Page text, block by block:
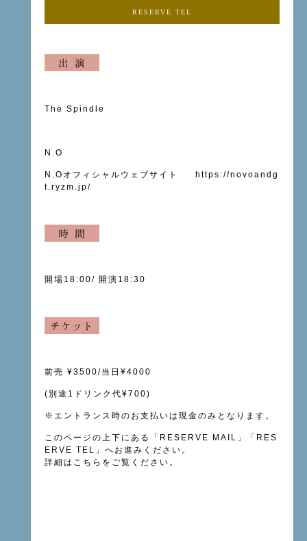
RESERVE TEL
The Spindle
N.O
N.Oオフィシャルウェブサイト https://novoandg
t.ryzm.jp/
開場18:00/ 開演18:30
前売 ¥3500/当日¥4000
( 別途1 ドリンク代¥700)
※ エントランス時のお支払いは現金のみとなります。
このページの上下にある「 RESERVE MAIL
」「RES
ERVE TEL」へお進みください。
詳細は こちら をご覧ください。